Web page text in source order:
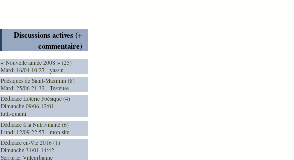
Discussions actives (+
commentaire)
« Nouvelle année 2008 » (25)
Mardi 16/04 10:27 - yassin
Poésiques de Saint-Maximin (8)
Mardi 25/06 21:32 - Testeuse
Dédicace Loterie Poésique (4)
Dimanche 09/06 12:01 -
tutti-quanti
Dédicace à la Nutrivitalité (6)
Lundi 12/09 22:57 - mon site
Dédicace en-Vie 2016 (1)
Dimanche 31/01 14:42 -
Serrurier Villeurbanne